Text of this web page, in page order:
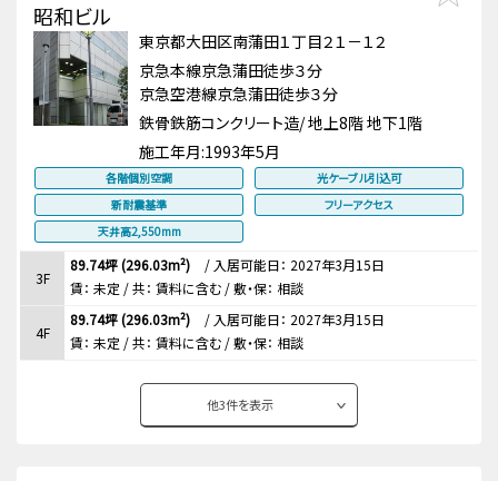
昭和ビル
東京都大田区南蒲田１丁目２１－１２
京急本線京急蒲田徒歩３分
京急空港線京急蒲田徒歩３分
鉄骨鉄筋コンクリート造/ 地上8階 地下1階
施工年月:1993年5月
各階個別空調
光ケーブル引込可
新耐震基準
フリーアクセス
天井高2,550mm
3F
89.74坪 (296.03m²) / 入居可能日： 2027年3月15日
賃： 未定 / 共： 賃料に含む / 敷・保： 相談
4F
89.74坪 (296.03m²) / 入居可能日： 2027年3月15日
賃： 未定 / 共： 賃料に含む / 敷・保： 相談
他3件を表示